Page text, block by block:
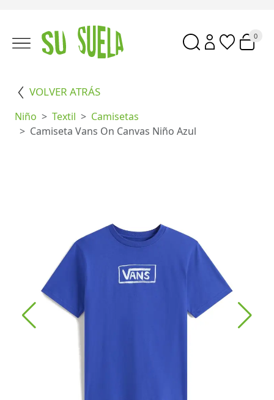
0
VOLVER ATRÁS
Niño Textil
Camisetas
Camiseta Vans On Canvas Niño Azul